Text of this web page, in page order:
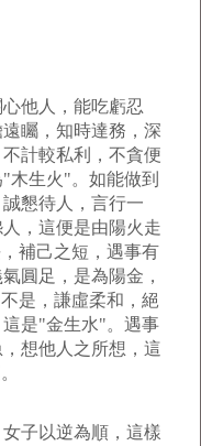
他人，能吃虧忍
矚，知時達務，深
計較私利，不貪便
木生火"。如能做到
懇待人，言行一
，這便是由陽火走
補己之短，遇事有
圓足，是為陽金，
是，謙虛柔和，絕
是"金生水"。遇事
想他人之所想，這
子以逆為順，這樣